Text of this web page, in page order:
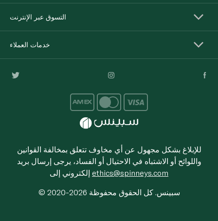
التسوق عبر الإنترنت
خدمات العملاء
للإبلاغ بشكل مجهول عن أي مخاوف تتعلق بمخالفة القوانين
واللوائح أو الاشتباه في الاحتيال أو الفساد، يرجى إرسال بريد
ethics@spinneys.com
© 2020-2026 سبينس. كل الحقوق محفوظة